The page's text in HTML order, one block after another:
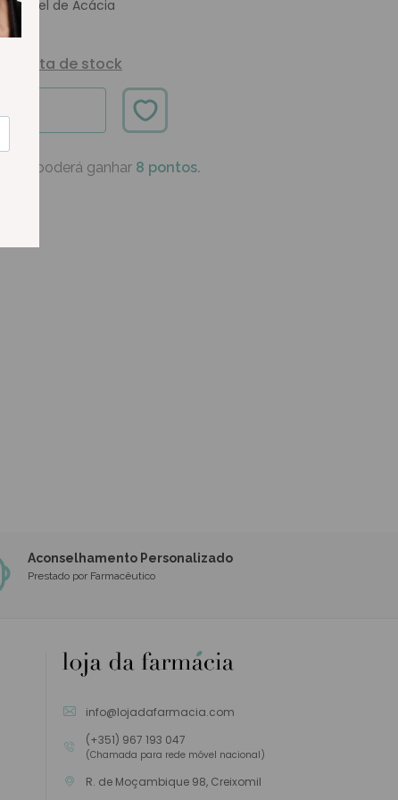
Mel de Acácia
Alerta de stock
poderá ganhar 8 pontos.
Aconselhamento Personalizado
Prestado por Farmacêutico
info@lojadafarmacia.com
(+351) 967 193 047
(Chamada para rede móvel nacional)
R. de Moçambique 98, Creixomil